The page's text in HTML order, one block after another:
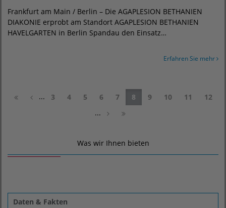
Frankfurt am Main / Berlin – Die AGAPLESION BETHANIEN
DIAKONIE erprobt am Standort AGAPLESION BETHANIEN
HAVELGARTEN in Berlin Spandau den Einsatz…
Erfahren Sie mehr
... 3 4 5 6 7 8 9 10 11
12
...
Was wir Ihnen bieten
Daten & Fakten